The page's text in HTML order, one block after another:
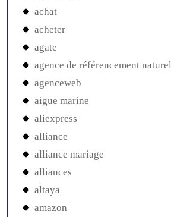
achat
acheter
agate
agence de référencement naturel
agenceweb
aigue marine
aliexpress
alliance
alliance mariage
alliances
altaya
amazon